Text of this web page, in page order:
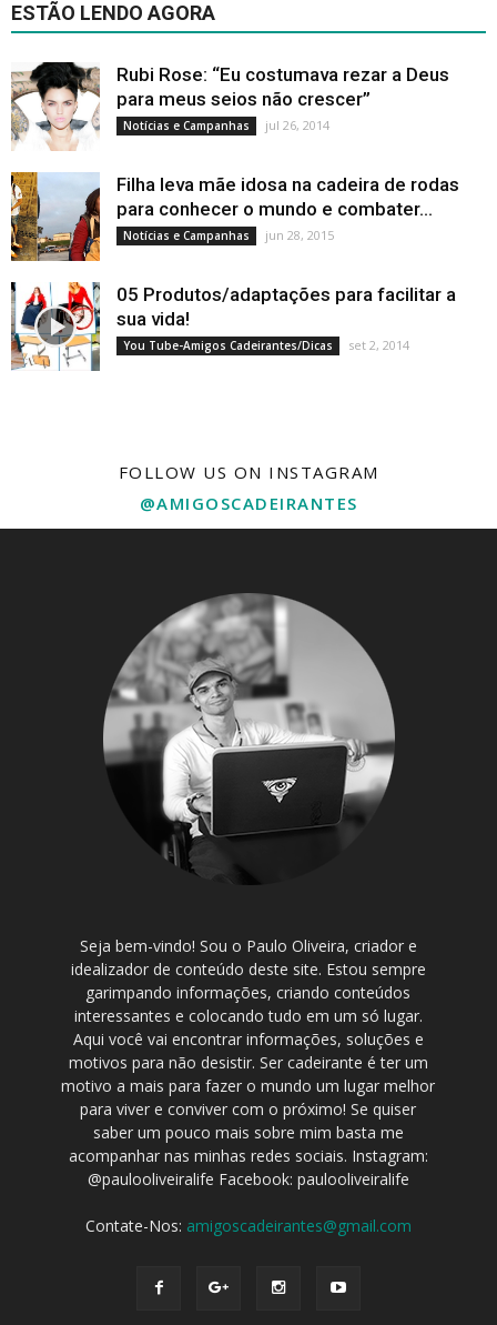
ESTÃO LENDO AGORA
Rubi Rose: “Eu costumava rezar a Deus
para meus seios não crescer”
Notícias e Campanhas jul 26, 2014
Filha leva mãe idosa na cadeira de rodas
para conhecer o mundo e combater...
Notícias e Campanhas jun 28, 2015
05 Produtos/adaptações para facilitar a
sua vida!
You Tube-Amigos Cadeirantes/Dicas set 2, 2014
FOLLOW US ON INSTAGRAM
@AMIGOSCADEIRANTES
Seja bem-vindo! Sou o Paulo Oliveira, criador e
idealizador de conteúdo deste site. Estou sempre
garimpando informações, criando conteúdos
interessantes e colocando tudo em um só lugar.
Aqui você vai encontrar informações, soluções e
motivos para não desistir. Ser cadeirante é ter um
motivo a mais para fazer o mundo um lugar melhor
para viver e conviver com o próximo! Se quiser
saber um pouco mais sobre mim basta me
acompanhar nas minhas redes sociais. Instagram:
@paulooliveiralife Facebook: paulooliveiralife
Contate-Nos: amigoscadeirantes@gmail.com